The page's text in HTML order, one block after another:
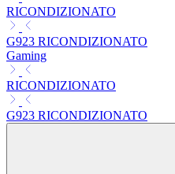
RICONDIZIONATO
G923 RICONDIZIONATO
Gaming
RICONDIZIONATO
G923 RICONDIZIONATO